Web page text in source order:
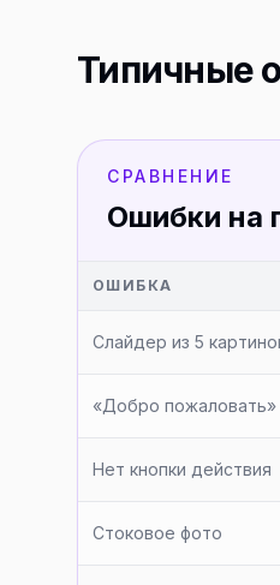
Типичные
СРАВНЕНИЕ
Ошибки на
ОШИБКА
Слайдер из 5
«Добро пожаловать»
Нет кнопки действия
Стоковое фото